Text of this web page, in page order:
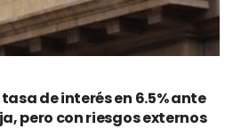
de interés en 6.5% ante
pero con riesgos externos